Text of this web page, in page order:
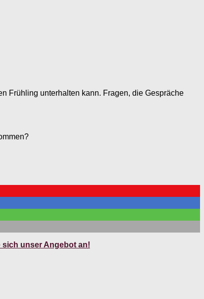
Frühling unterhalten kann. Fragen, die Gespräche
sich unser Angebot an!